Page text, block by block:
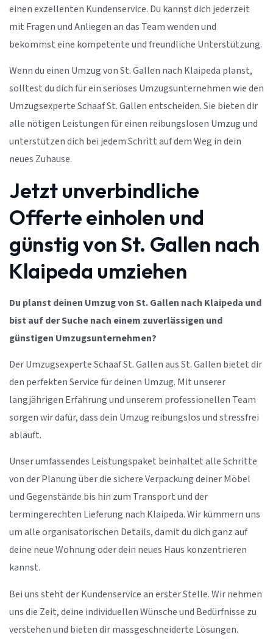
einen exzellenten Kundenservice. Du kannst dich jederzeit
mit Fragen und Anliegen an das Team wenden und
bekommst eine kompetente und freundliche Unterstützung.
Wenn du einen Umzug von St. Gallen nach Klaipeda planst,
solltest du dich für ein seriöses Umzugsunternehmen wie den
Umzugsexperte Schaaf St. Gallen entscheiden. Sie bieten dir
alle nötigen Leistungen für einen reibungslosen Umzug und
unterstützen dich bei jedem Schritt auf dem Weg in dein
neues Zuhause.
Jetzt unverbindliche
Offerte einholen und
günstig von St. Gallen nach
Klaipeda umziehen
Du planst deinen Umzug von St. Gallen nach Klaipeda und
bist auf der Suche nach einem zuverlässigen und
günstigen Umzugsunternehmen?
Der Umzugsexperte Schaaf St. Gallen aus St. Gallen bietet dir
den perfekten Service für deinen Umzug. Mit unserer
langjährigen Erfahrung und unserem professionellen Team
sorgen wir dafür, dass dein Umzug reibungslos und stressfrei
abläuft.
Unser umfassendes Leistungspaket beinhaltet alle Schritte
von der Planung über die sichere Verpackung deiner Möbel
und Gegenstände bis hin zum Transport und der
termingerechten Lieferung nach Klaipeda. Wir kümmern uns
um alle organisatorischen Details, damit du dich ganz auf
deine neue Wohnung oder dein neues Haus konzentrieren
kannst.
Bei uns steht der Kundenservice an erster Stelle. Wir nehmen
uns die Zeit, deine individuellen Wünsche und Bedürfnisse zu
verstehen und bieten dir massgeschneiderte Lösungen.